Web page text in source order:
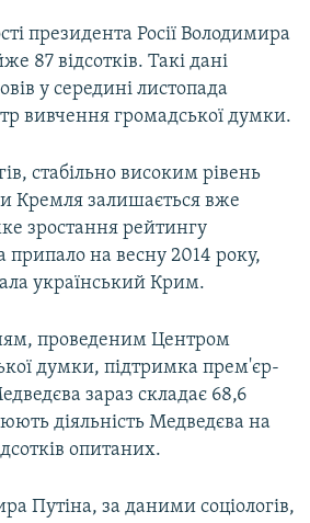
президента Росії Володимира
87 відсотків. Такі дані
у середині листопада
вивчення громадської думки.
стабільно високим рівень
Кремля залишається вже
зростання рейтингу
на весну 2014 року,
український Крим.
проведеним Центром
думки, підтримка прем'єр-
зараз складає 68,6
діяльність Медведєва на
опитаних.
Путіна, за даними соціологів,